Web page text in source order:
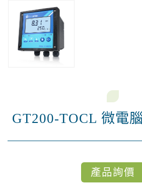
GT200-TOCL 微電
產品詢價